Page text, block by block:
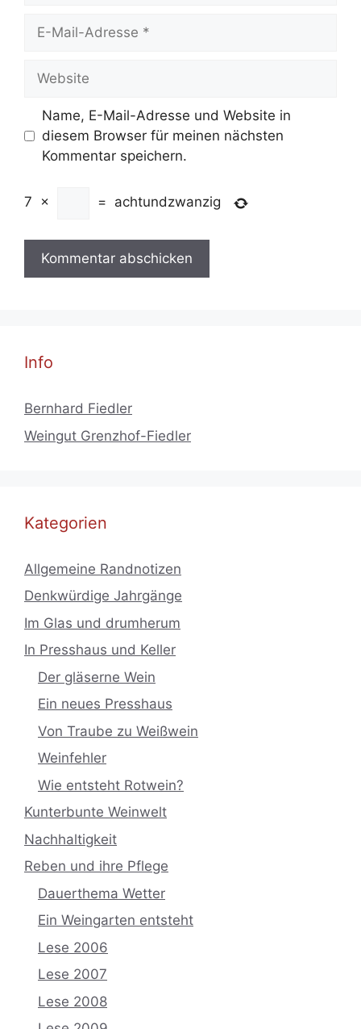
Website
Name, E-Mail-Adresse und Website in
diesem Browser für meinen nächsten
Kommentar speichern.
7 × = achtundzwanzig
Info
Bernhard Fiedler
Weingut Grenzhof-Fiedler
Kategorien
Allgemeine Randnotizen
Denkwürdige Jahrgänge
Im Glas und drumherum
In Presshaus und Keller
Der gläserne Wein
Ein neues Presshaus
Von Traube zu Weißwein
Weinfehler
Wie entsteht Rotwein?
Kunterbunte Weinwelt
Nachhaltigkeit
Reben und ihre Pflege
Dauerthema Wetter
Ein Weingarten entsteht
Lese 2006
Lese 2007
Lese 2008